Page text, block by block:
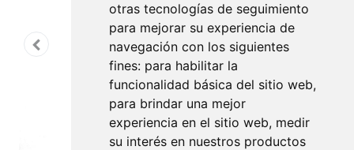
otras tecnologías de seguimiento
para mejorar su experiencia de
navegación con los siguientes
fines: para habilitar la
funcionalidad básica del sitio web,
para brindar una mejor
experiencia en el sitio web, medir
su interés en nuestros productos